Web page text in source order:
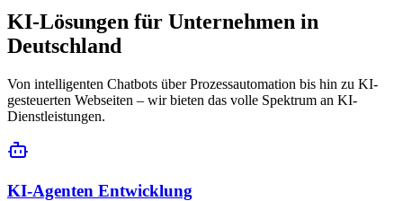
KI-Lösungen für Unternehmen in
Deutschland
Von intelligenten Chatbots über Prozessautomation bis hin zu KI-
gesteuerten Webseiten – wir bieten das volle Spektrum an KI-
Dienstleistungen.
KI-Agenten Entwicklung